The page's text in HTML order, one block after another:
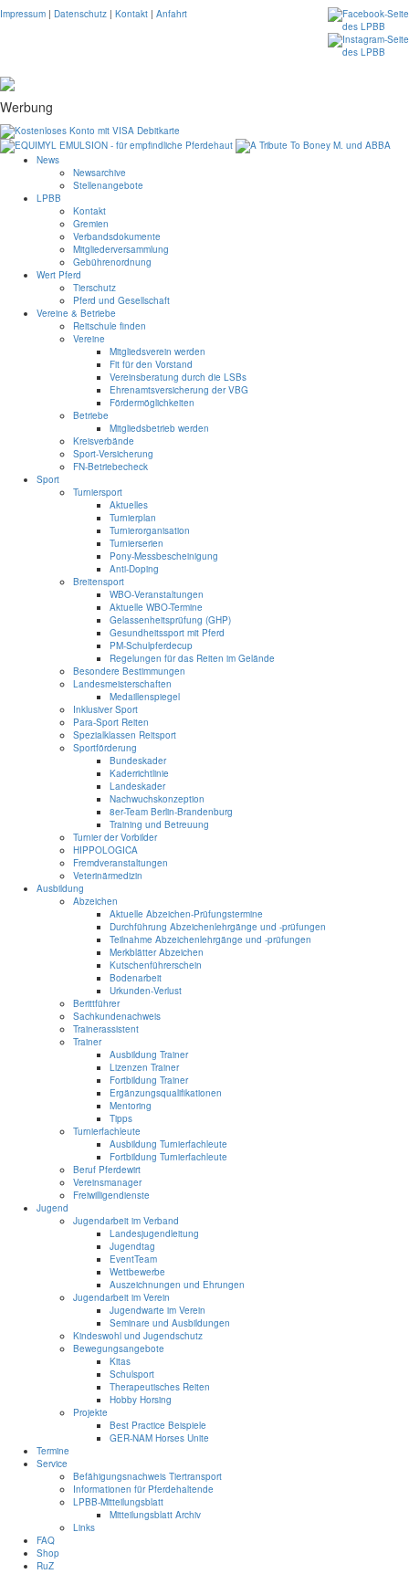
Impressum | Datenschutz | Kontakt | Anfahrt
Werbung
News
Newsarchive
Stellenangebote
LPBB
Kontakt
Gremien
Verbandsdokumente
Mitgliederversammlung
Gebührenordnung
Wert Pferd
Tierschutz
Pferd und Gesellschaft
Vereine & Betriebe
Reitschule finden
Vereine
Mitgliedsverein werden
Fit für den Vorstand
Vereinsberatung durch die LSBs
Ehrenamtsversicherung der VBG
Fördermöglichkeiten
Betriebe
Mitgliedsbetrieb werden
Kreisverbände
Sport-Versicherung
FN-Betriebecheck
Sport
Turniersport
Aktuelles
Turnierplan
Turnierorganisation
Turnierserien
Pony-Messbescheinigung
Anti-Doping
Breitensport
WBO-Veranstaltungen
Aktuelle WBO-Termine
Gelassenheitsprüfung (GHP)
Gesundheitssport mit Pferd
PM-Schulpferdecup
Regelungen für das Reiten im Gelände
Besondere Bestimmungen
Landesmeisterschaften
Medaillenspiegel
Inklusiver Sport
Para-Sport Reiten
Spezialklassen Reitsport
Sportförderung
Bundeskader
Kaderrichtlinie
Landeskader
Nachwuchskonzeption
8er-Team Berlin-Brandenburg
Training und Betreuung
Turnier der Vorbilder
HIPPOLOGICA
Fremdveranstaltungen
Veterinärmedizin
Ausbildung
Abzeichen
Aktuelle Abzeichen-Prüfungstermine
Durchführung Abzeichenlehrgänge und -prüfungen
Teilnahme Abzeichenlehrgänge und -prüfungen
Merkblätter Abzeichen
Kutschenführerschein
Bodenarbeit
Urkunden-Verlust
Berittführer
Sachkundenachweis
Trainerassistent
Trainer
Ausbildung Trainer
Lizenzen Trainer
Fortbildung Trainer
Ergänzungsqualifikationen
Mentoring
Tipps
Turnierfachleute
Ausbildung Turnierfachleute
Fortbildung Turnierfachleute
Beruf Pferdewirt
Vereinsmanager
Freiwilligendienste
Jugend
Jugendarbeit im Verband
Landesjugendleitung
Jugendtag
EventTeam
Wettbewerbe
Auszeichnungen und Ehrungen
Jugendarbeit im Verein
Jugendwarte im Verein
Seminare und Ausbildungen
Kindeswohl und Jugendschutz
Bewegungsangebote
Kitas
Schulsport
Therapeutisches Reiten
Hobby Horsing
Projekte
Best Practice Beispiele
GER-NAM Horses Unite
Termine
Service
Befähigungsnachweis Tiertransport
Informationen für Pferdehaltende
LPBB-Mitteilungsblatt
Mitteilungsblatt Archiv
Links
FAQ
Shop
RuZ